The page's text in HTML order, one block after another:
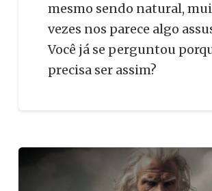
mesmo sendo natural,
vezes nos parece algo
Você já se perguntou
precisa ser assim?